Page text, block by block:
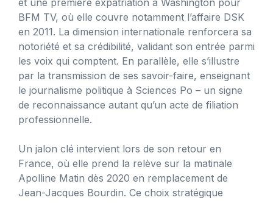
BFM TV, où elle couvre notamment l’affaire DSK
en 2011. La dimension internationale renforcera sa
notoriété et sa crédibilité, validant son entrée parmi
les voix qui comptent. En parallèle, elle s’illustre
par la transmission de ses savoir-faire, enseignant
le journalisme politique à Sciences Po – un signe
de reconnaissance autant qu’un acte de filiation
professionnelle.
Un jalon clé intervient lors de son retour en
France, où elle prend la relève sur la matinale
Apolline Matin dès 2020 en remplacement de
Jean-Jacques Bourdin. Ce choix stratégique